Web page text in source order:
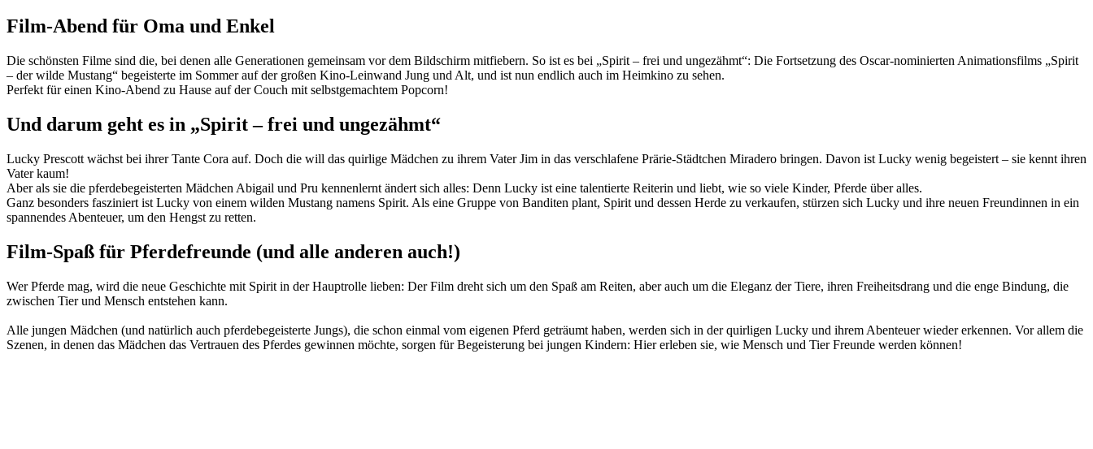
Film-Abend für Oma und Enkel
Die schönsten Filme sind die, bei denen alle Generationen gemeinsam vor dem Bildschirm mitfiebern. So ist es bei „Spirit – frei und ungezähmt“: Die Fortsetzung des Oscar-nominierten Animationsfilms „Spirit
– der wilde Mustang“ begeisterte im Sommer auf der großen Kino-Leinwand Jung und Alt, und ist nun endlich auch im Heimkino zu sehen.
Perfekt für einen Kino-Abend zu Hause auf der Couch mit selbstgemachtem Popcorn!
Und darum geht es in „Spirit – frei und ungezähmt“
Lucky Prescott wächst bei ihrer Tante Cora auf. Doch die will das quirlige Mädchen zu ihrem Vater Jim in das verschlafene Prärie-Städtchen Miradero bringen. Davon ist Lucky wenig begeistert – sie kennt ihren
Vater kaum!
Aber als sie die pferdebegeisterten Mädchen Abigail und Pru kennenlernt ändert sich alles: Denn Lucky ist eine talentierte Reiterin und liebt, wie so viele Kinder, Pferde über alles.
Ganz besonders fasziniert ist Lucky von einem wilden Mustang namens Spirit. Als eine Gruppe von Banditen plant, Spirit und dessen Herde zu verkaufen, stürzen sich Lucky und ihre neuen Freundinnen in ein
spannendes Abenteuer, um den Hengst zu retten.
Film-Spaß für Pferdefreunde (und alle anderen auch!)
Wer Pferde mag, wird die neue Geschichte mit Spirit in der Hauptrolle lieben: Der Film dreht sich um den Spaß am Reiten, aber auch um die Eleganz der Tiere, ihren Freiheitsdrang und die enge Bindung, die
zwischen Tier und Mensch entstehen kann.
Alle jungen Mädchen (und natürlich auch pferdebegeisterte Jungs), die schon einmal vom eigenen Pferd geträumt haben, werden sich in der quirligen Lucky und ihrem Abenteuer wieder erkennen. Vor allem die
Szenen, in denen das Mädchen das Vertrauen des Pferdes gewinnen möchte, sorgen für Begeisterung bei jungen Kindern: Hier erleben sie, wie Mensch und Tier Freunde werden können!